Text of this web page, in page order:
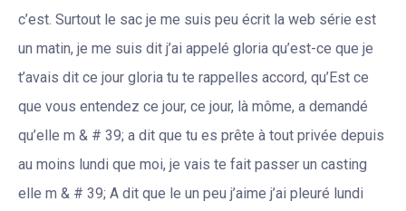
c’est. Surtout le sac je me suis peu écrit la web série est
un matin, je me suis dit j’ai appelé gloria qu’est-ce que je
t’avais dit ce jour gloria tu te rappelles accord, qu’Est ce
que vous entendez ce jour, ce jour, là môme, a demandé
qu’elle m & # 39; a dit que tu es prête à tout privée depuis
au moins lundi que moi, je vais te fait passer un casting
elle m & # 39; A dit que le un peu j’aime j’ai pleuré lundi